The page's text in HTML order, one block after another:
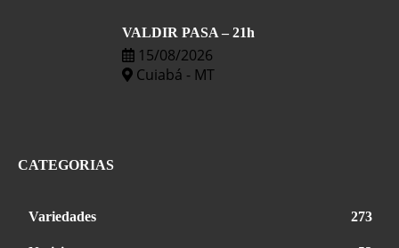
VALDIR PASA – 21h
15/08/2026
Cuiabá - MT
CATEGORIAS
Variedades 273